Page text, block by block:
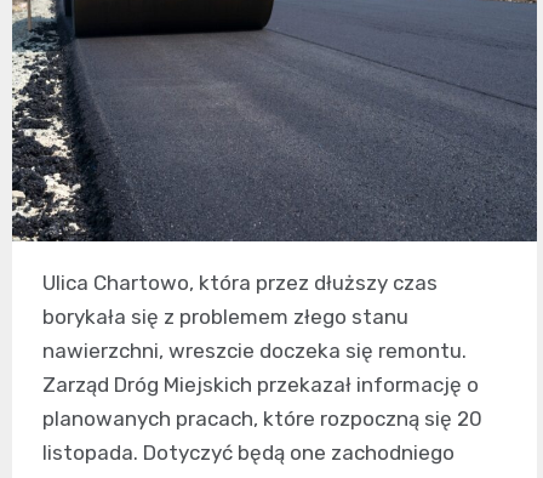
Ulica Chartowo, która przez dłuższy czas
borykała się z problemem złego stanu
nawierzchni, wreszcie doczeka się remontu.
Zarząd Dróg Miejskich przekazał informację o
planowanych pracach, które rozpoczną się 20
listopada. Dotyczyć będą one zachodniego